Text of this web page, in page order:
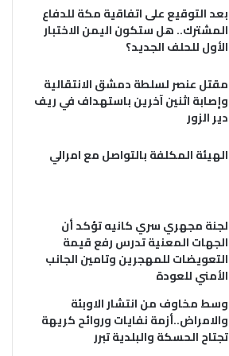
بعد التوقيع على اتفاقية مكة للدفاع
المشترك.. هل ستكون اليمن الاختبار
الأول للحلف الجديد؟
مقتل عنصر لسلطة دمشق الانتقالية
وإصابة اثنين آخرين باستهداف في ريف
دير الزور
الهيئة المكلفة بالتواصل مع امرالي
لجنة مجهري سري كانيه تؤكد أن
الجهات المعنية تدرس رفع قيمة
التعويضات للمهجرين وتامين الجانب
الأمني للعودة
وسط مخاوف من انتشار الاوبئة
والامراض..أزمة نفايات وروائح كريهة
تجتاح الحسكة والبلدية تبرر